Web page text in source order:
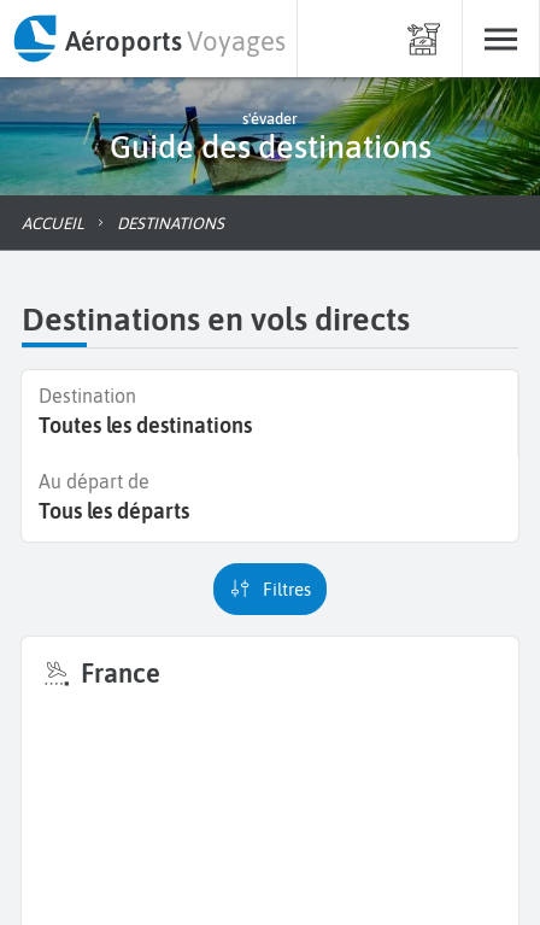
AéroportsVoyages
s'évader
Guide des destinations
ACCUEIL DESTINATIONS
Destinations en vols directs
Destination
Toutes les destinations
Au départ de
Tous les départs
Filtres
France